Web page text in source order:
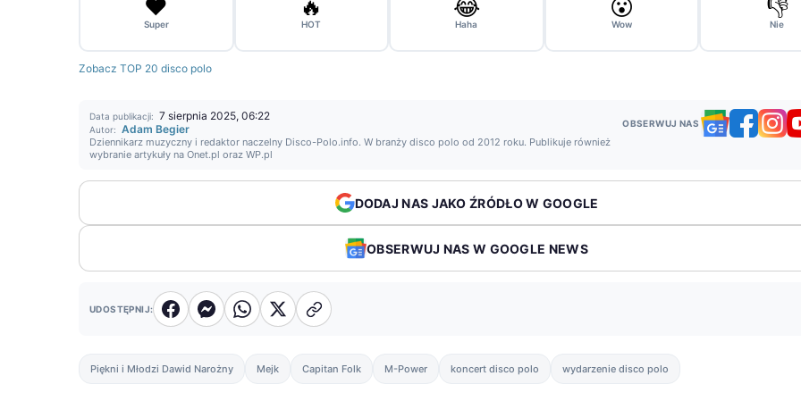
❤️
Super
🔥
HOT
😂
Haha
😮
Wow
👎
Nie
Zobacz TOP 20 disco polo
Data publikacji: 7 sierpnia 2025, 06:22
Autor: Adam Begier
Dziennikarz muzyczny i redaktor naczelny Disco-Polo.info. W branży disco polo od 2012 roku. Publikuje również
wybranie artykuły na Onet.pl oraz WP.pl
OBSERWUJ NAS
DODAJ NAS JAKO ŹRÓDŁO W GOOGLE
OBSERWUJ NAS W GOOGLE NEWS
UDOSTĘPNIJ:
Piękni i Młodzi Dawid Narożny Mejk Capitan Folk M-Power koncert disco polo wydarzenie disco polo